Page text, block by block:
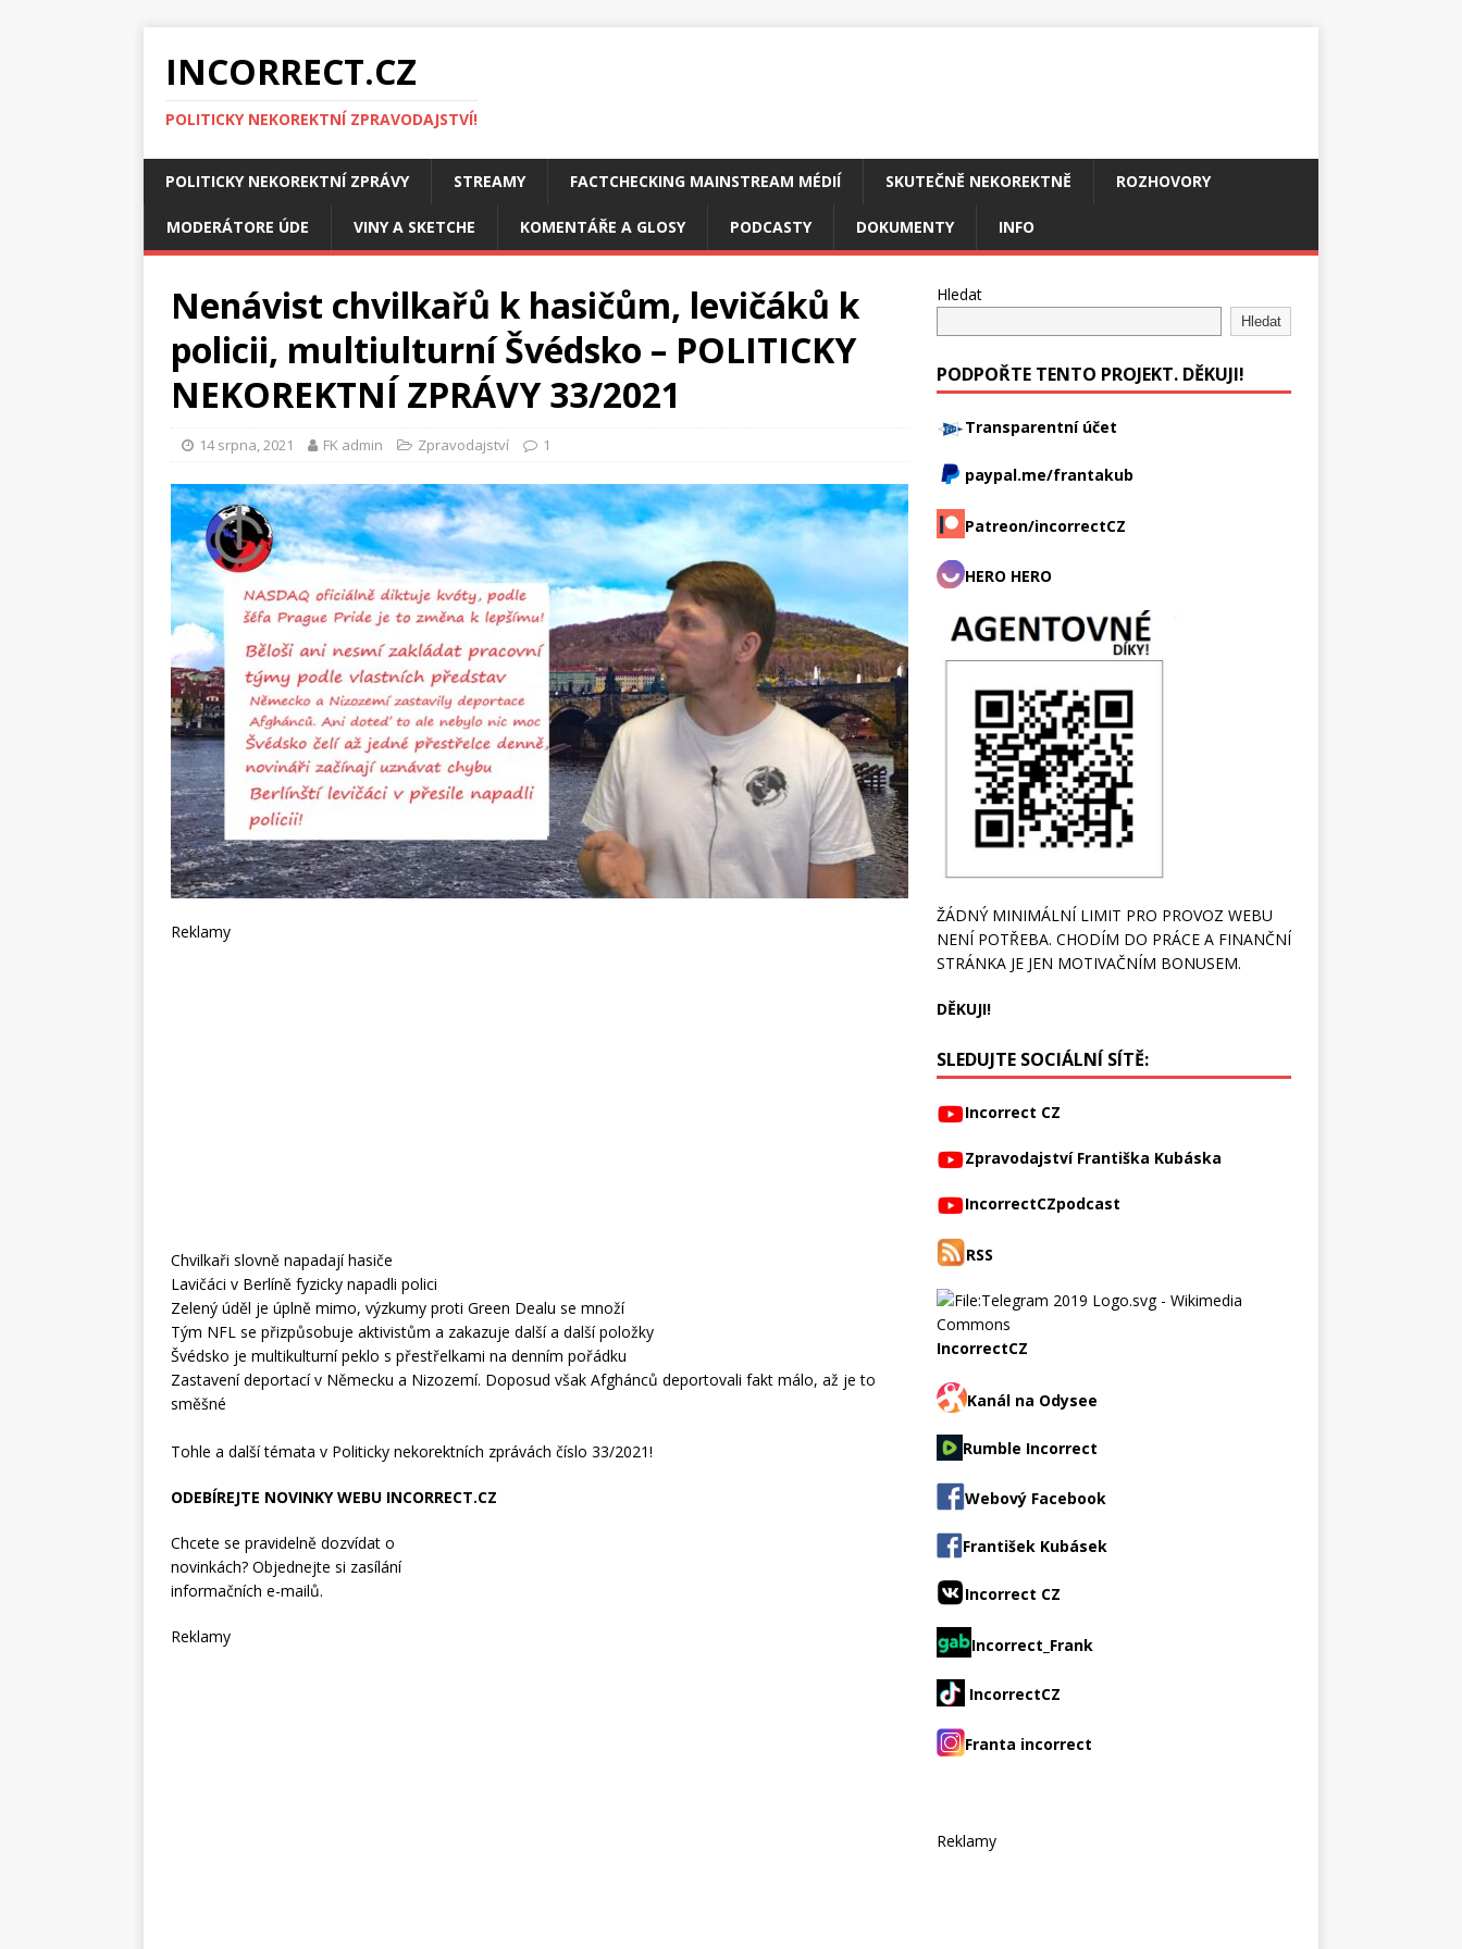
INCORRECT.CZ
POLITICKY NEKOREKTNÍ ZPRAVODAJSTVÍ!
POLITICKY NEKOREKTNÍ ZPRÁVY STREAMY FACTCHECKING MAINSTREAM MÉDIÍ SKUTEČNĚ NEKOREKTNĚ ROZHOVORY
MODERÁTORE ÚDE VINY A SKETCHE KOMENTÁŘE A GLOSY PODCASTY DOKUMENTY INFO
Nenávist chvilkařů k hasičům, levičáků k
policii, multiulturní Švédsko – POLITICKY
NEKOREKTNÍ ZPRÁVY 33/2021
14 srpna, 2021 FK admin Zpravodajství 1
Reklamy
Chvilkaři slovně napadají hasiče
Lavičáci v Berlíně fyzicky napadli polici
Zelený úděl je úplně mimo, výzkumy proti Green Dealu se množí
Tým NFL se přizpůsobuje aktivistům a zakazuje další a další položky
Švédsko je multikulturní peklo s přestřelkami na denním pořádku
Zastavení deportací v Německu a Nizozemí. Doposud však Afghánců deportovali fakt málo, až je to
směšné
Tohle a další témata v Politicky nekorektních zprávách číslo 33/2021!
ODEBÍREJTE NOVINKY WEBU INCORRECT.CZ
Chcete se pravidelně dozvídat o
novinkách? Objednejte si zasílání
informačních e-mailů.
Reklamy
Hledat
Hledat
PODPOŘTE TENTO PROJEKT. DĚKUJI!
Transparentní účet
paypal.me/frantakub
Patreon/incorrectCZ
HERO HERO
ŽÁDNÝ MINIMÁLNÍ LIMIT PRO PROVOZ WEBU
NENÍ POTŘEBA. CHODÍM DO PRÁCE A FINANČNÍ
STRÁNKA JE JEN MOTIVAČNÍM BONUSEM.
DĚKUJI!
SLEDUJTE SOCIÁLNÍ SÍTĚ:
Incorrect CZ
Zpravodajství Františka Kubáska
IncorrectCZpodcast
RSS
IncorrectCZ
Kanál na Odysee
Rumble Incorrect
Webový Facebook
František Kubásek
Incorrect CZ
Incorrect_Frank
IncorrectCZ
Franta incorrect
Reklamy